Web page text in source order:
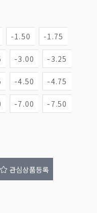
-1.50 -1.75
-3.00 -3.25
-4.50 -4.75
-7.00 -7.50
관심상품등록